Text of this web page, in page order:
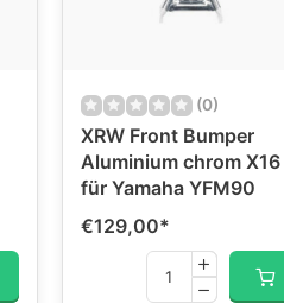
(0)
XRW Front Bumper
Aluminium chrom X16
für Yamaha YFM90
€129,00*